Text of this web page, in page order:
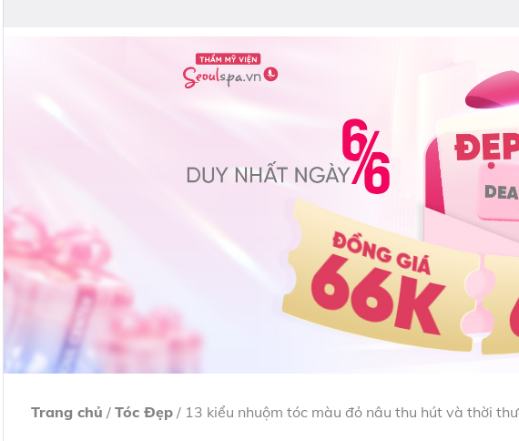
Trang chủ / Tóc Đẹp / 13 kiểu nhuộm tóc màu đỏ nâu thu hút và thời